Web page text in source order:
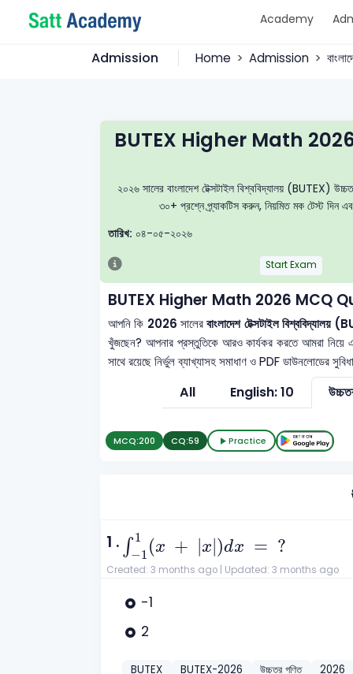
Academy
Admission Home Admission
BUTEX Higher Math
২০২৬ সালের বাংলাদেশ টেক্সটাইল বিশ্ববিদ্যালয় (BUTEX)
৩০+ প্রশ্নে প্র্যাকটিস করুন, নিয়মিত মক টেস্ট দিন
তারিখ: ০৪-০৫-২০২৬
Start Exam
BUTEX Higher Math 2026 MCQ
আপনি কি 2026 সালেরবাংলাদেশ টেক্সটাইল বিশ্ববিদ্যালয়
খুঁজছেন? আপনার প্রস্তুতিকে আরও কার্যকর করতে আমরা নিয়ে
সাথে রয়েছে নির্ভুল ব্যাখ্যাসহ সমাধাণ ও PDF ডাউনলোডের
All English: 10
MCQ:200 CQ:59 Practice
1 . ∫ 1
−1 (x + x )dx = ?
-1 x dx = ?
Created: 3 months ago | Updated: 3 months ago
-1
2
BUTEX BUTEX-2026 উচ্চতর গণিত 2026